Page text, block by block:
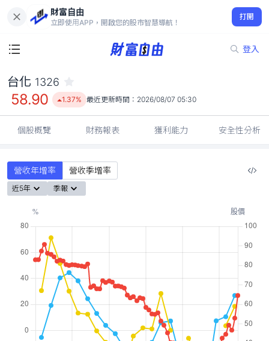
財富自由
立即使用APP，開啟您的股市智慧導航！
打開
登入
58.90
1.37%
台化 1326
58.90 1.37% 最近更新時間： 2026/08/07 05:30
個股概覽 財務報表 獲利能力 安全性分析
營收年增率 營收季增率
近5年 季報